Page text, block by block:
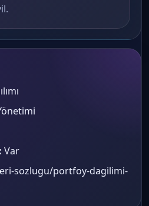
Var
sozlugu/portfoy-dagilimi-